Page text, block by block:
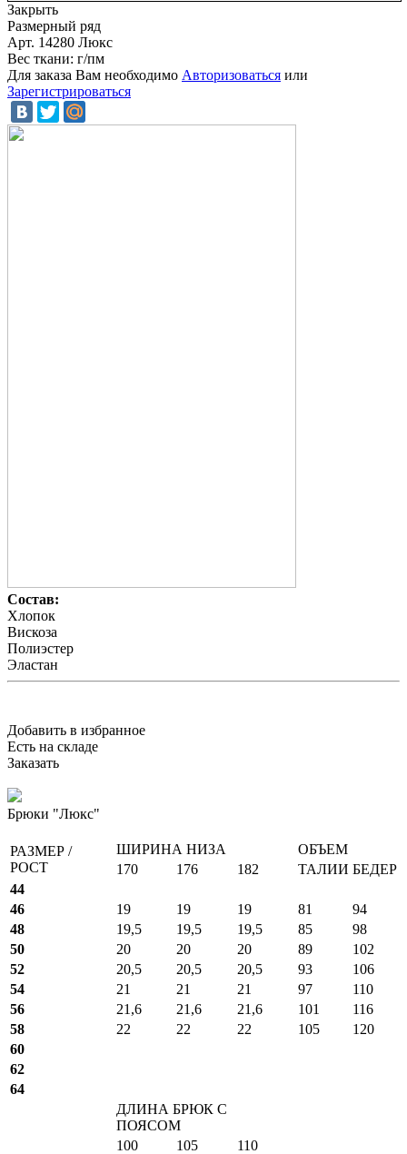
Закрыть
Размерный ряд
Арт. 14280 Люкс
Вес ткани: г/пм
Для заказа Вам необходимо Авторизоваться или
Зарегистрироваться
Состав:
Хлопок
Вискоза
Полиэстер
Эластан
Добавить в избранное
Есть на складе
Заказать
Брюки "Люкс"
РАЗМЕР /
РОСТ
ШИРИНА НИЗА
ОБЪЕМ
170
176 182 ТАЛИИ БЕДЕР
44
46
19 19 19 81
94
48
19,5 19,5 19,5 85
98
50
20 20 20 89
102
52
20,5 20,5 20,5 93
106
54
21 21 21 97
110
56
21,6 21,6 21,6 101
116
58
22 22 22 105
120
60
62
64
ДЛИНА БРЮК С
ПОЯСОМ
100
105
110